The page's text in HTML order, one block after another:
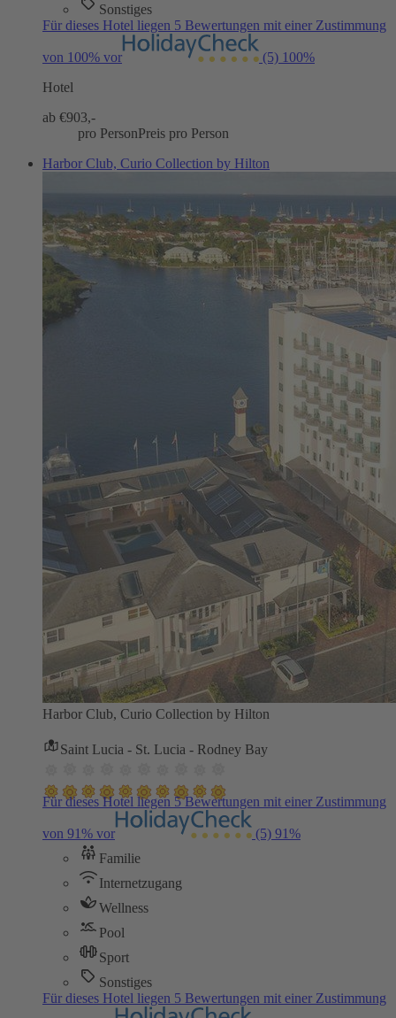
Sonstiges
Für dieses Hotel liegen 5 Bewertungen mit einer Zustimmung
von 100% vor (5) 100%
Hotel
ab €903,-
pro PersonPreis pro Person
Harbor Club, Curio Collection by Hilton
Harbor Club, Curio Collection by Hilton
Saint Lucia - St. Lucia - Rodney Bay
Für dieses Hotel liegen 5 Bewertungen mit einer Zustimmung
von 91% vor (5) 91%
Familie
Internetzugang
Wellness
Pool
Sport
Sonstiges
Für dieses Hotel liegen 5 Bewertungen mit einer Zustimmung